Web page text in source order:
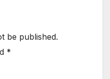
be published.
*